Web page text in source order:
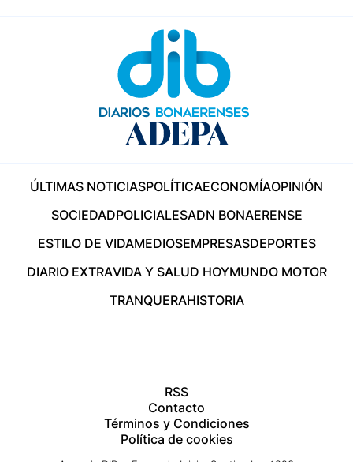
ÚLTIMAS NOTICIASPOLÍTICAECONOMÍAOPINIÓN
SOCIEDADPOLICIALESADN BONAERENSE
ESTILO DE VIDAMEDIOSEMPRESASDEPORTES
DIARIO EXTRAVIDA Y SALUD HOYMUNDO MOTOR
TRANQUERAHISTORIA
RSS
Contacto
Términos y Condiciones
Política de cookies